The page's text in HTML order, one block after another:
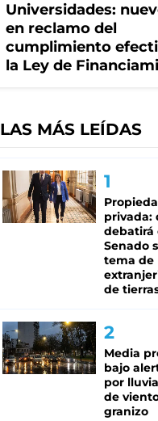
Universidades:
en reclamo del
cumplimiento
la Ley de
LAS MÁS LEÍDAS
privada:
debatirá
Senado
tema de
de
Media
bajo
por
de
granizo